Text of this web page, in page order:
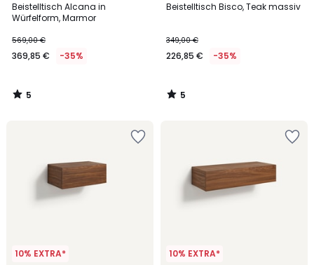
Beistelltisch Alcana in
Würfelform, Marmor
569,00 €
369,85 € -35%
/
5
5
/
Beistelltisch Bisco, Teak massiv
349,00 €
226,85 € -35%
/
5
/
10% EXTRA* 10% EXTRA*